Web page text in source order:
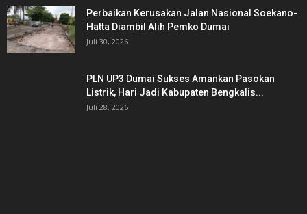
Perbaikan Kerusakan Jalan Nasional Soekano-
Hatta Diambil Alih Pemko Dumai
Juli 30, 2026
PLN UP3 Dumai Sukses Amankan Pasokan
Listrik, Hari Jadi Kabupaten Bengkalis...
Juli 28, 2026